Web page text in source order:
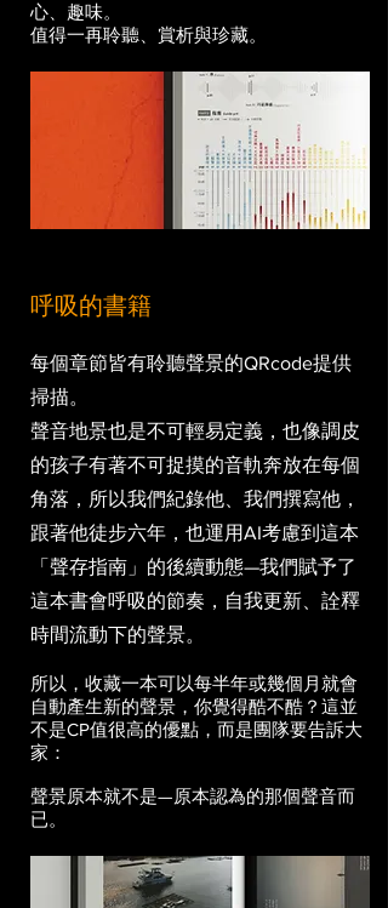
心、趣味。
值得一再聆聽、賞析與珍藏。
呼吸的書籍
每個章節皆有聆聽聲景的QRcode提供
掃描。
聲音地景也是不可輕易定義，也像調皮
的孩子有著不可捉摸的音軌奔放在每個
角落，所以我們紀錄他、我們撰寫他，
跟著他徒步六年，也運用AI考慮到這本
「聲存指南」的後續動態—我們賦予了
這本書會呼吸的節奏，自我更新、詮釋
時間流動下的聲景。
所以，收藏一本可以每半年或幾個月就會
自動產生新的聲景，你覺得酷不酷？這並
不是CP值很高的優點，而是團隊要告訴大
家：
聲景原本就不是—原本認為的那個聲音而
已。